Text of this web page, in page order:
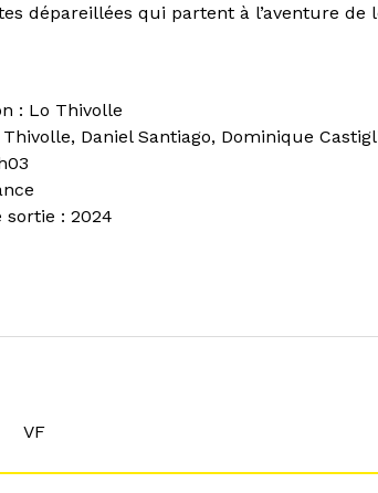
dépareillées qui partent à l’aventure de
: Lo Thivolle
Daniel Santiago, Dominique
sortie : 2024
VF